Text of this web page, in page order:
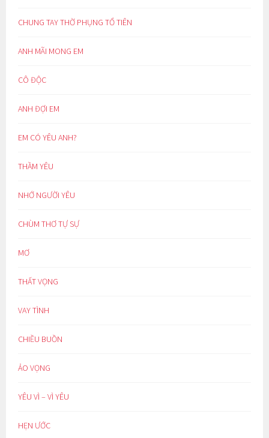
CHUNG TAY THỜ PHỤNG TỔ TIÊN
ANH MÃI MONG EM
CÔ ĐỘC
ANH ĐỢI EM
EM CÓ YÊU ANH?
THẦM YÊU
NHỚ NGƯỜI YÊU
CHÙM THƠ TỰ SỰ
MƠ
THẤT VỌNG
VAY TÌNH
CHIỀU BUỒN
ẢO VỌNG
YÊU VÌ – VÌ YÊU
HẸN ƯỚC